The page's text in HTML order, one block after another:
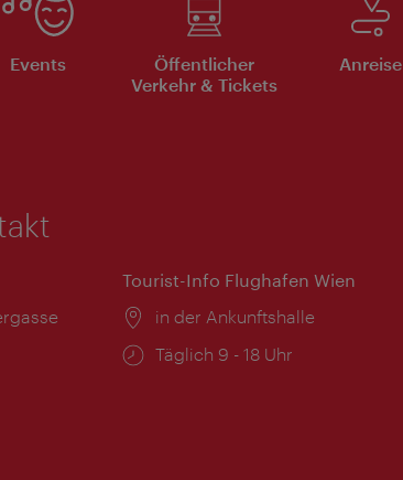
Events
Öffentlicher
Verkehr & Tickets
Anreise
Tourist-Info Flughafen Wien
Ort:
in der Ankunftshalle
Öffnungszeiten:
Täglich 9 - 18 Uhr